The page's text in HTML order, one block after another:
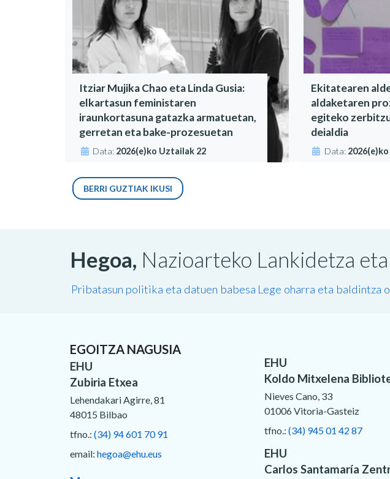
Itziar Mujika Chao eta Linda Gusia:
elkartasun feministaren
iraunkortasuna gatazka armatuetan,
gerretan eta bake-prozesuetan
Data: 2026(e)ko Uztailak 22
Ekitatearen
aldaketaren
egiteko
deialdia
Data:
BERRI GUZTIAK IKUSI
Hegoa, Nazioarteko Lankidetza
Pribatasun politika eta datuen babesa Lege oharra eta baldintza
EGOITZA NAGUSIA
EHU
Zubiria Etxea
Lehendakari Agirre, 81
48015 Bilbao
tfno.: (34) 94 601 70 91
email: hegoa@ehu.eus
EHU
Koldo Mitxelena
Nieves Cano, 33
01006 Vitoria-Gasteiz
tfno.: (34) 945 01 42 87
EHU
Carlos Santamaría